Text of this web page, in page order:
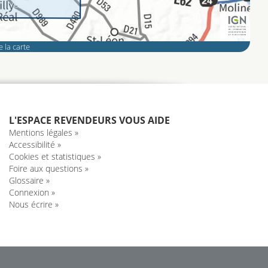
la carte
L'ESPACE REVENDEURS VOUS AIDE
Mentions légales »
Accessibilité »
Cookies et statistiques »
Foire aux questions »
Glossaire »
Connexion »
Nous écrire »